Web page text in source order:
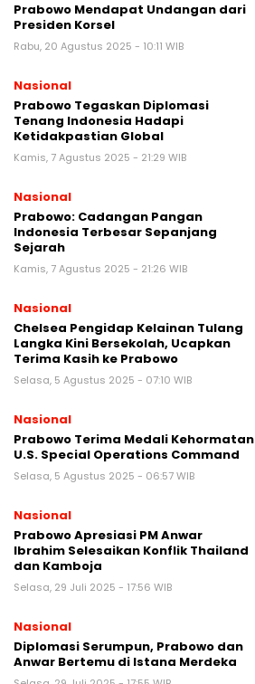
Prabowo Mendapat Undangan dari
Presiden Korsel
Rabu, 20 Agustus 2025 - 10:11 WIB
Nasional
Prabowo Tegaskan Diplomasi
Tenang Indonesia Hadapi
Ketidakpastian Global
Kamis, 7 Agustus 2025 - 21:29 WIB
Nasional
Prabowo: Cadangan Pangan
Indonesia Terbesar Sepanjang
Sejarah
Kamis, 7 Agustus 2025 - 21:26 WIB
Nasional
Chelsea Pengidap Kelainan Tulang
Langka Kini Bersekolah, Ucapkan
Terima Kasih ke Prabowo
Selasa, 5 Agustus 2025 - 07:10 WIB
Nasional
Prabowo Terima Medali Kehormatan
U.S. Special Operations Command
Selasa, 5 Agustus 2025 - 06:57 WIB
Nasional
Prabowo Apresiasi PM Anwar
Ibrahim Selesaikan Konflik Thailand
dan Kamboja
Selasa, 29 Juli 2025 - 17:56 WIB
Nasional
Diplomasi Serumpun, Prabowo dan
Anwar Bertemu di Istana Merdeka